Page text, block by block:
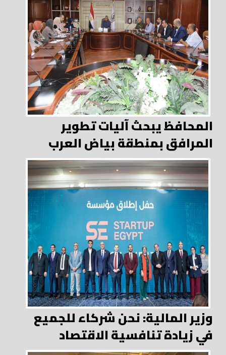
المحافظ يبحث آليات تطوير
المرافق بمنطقة بياض العرب
وزير المالية: نحن شركاء للجميع
في زيادة تنافسية الاقتصاد